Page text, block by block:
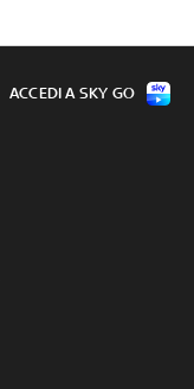
ACCEDI A SKY GO